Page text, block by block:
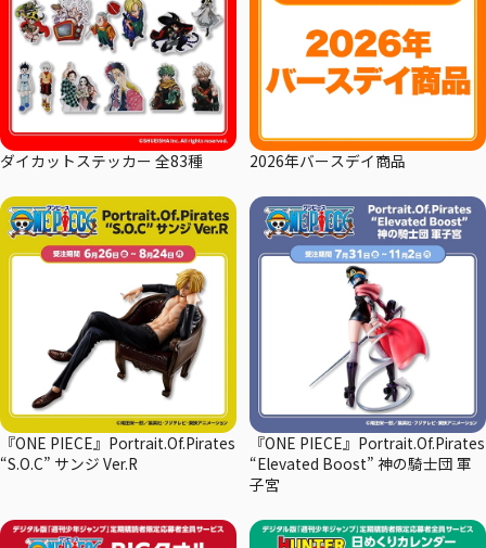
ダイカットステッカー 全83種 2026年バースデイ商品
『ONE PIECE』Portrait.Of.Pirates
“S.O.C” サンジ Ver.R
『ONE PIECE』Portrait.Of.Pirates
“Elevated Boost” 神の騎士団 軍
子宮